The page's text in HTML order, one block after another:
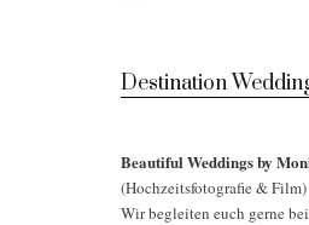
Destination
Beautiful Weddings by
(Hochzeitsfotografie & Film)
Wir begleiten euch gerne